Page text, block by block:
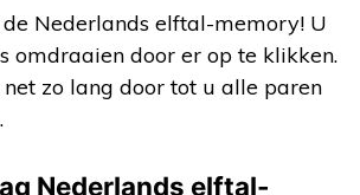
Nederlands elftal-memory! U
omdraaien door er op te klikken.
zo lang door tot u alle paren